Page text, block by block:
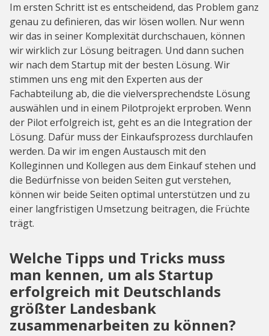
Im ersten Schritt ist es entscheidend, das Problem ganz
genau zu definieren, das wir lösen wollen. Nur wenn
wir das in seiner Komplexität durchschauen, können
wir wirklich zur Lösung beitragen. Und dann suchen
wir nach dem Startup mit der besten Lösung. Wir
stimmen uns eng mit den Experten aus der
Fachabteilung ab, die die vielversprechendste Lösung
auswählen und in einem Pilotprojekt erproben. Wenn
der Pilot erfolgreich ist, geht es an die Integration der
Lösung. Dafür muss der Einkaufsprozess durchlaufen
werden. Da wir im engen Austausch mit den
Kolleginnen und Kollegen aus dem Einkauf stehen und
die Bedürfnisse von beiden Seiten gut verstehen,
können wir beide Seiten optimal unterstützen und zu
einer langfristigen Umsetzung beitragen, die Früchte
trägt.
Welche Tipps und Tricks muss
man kennen, um als Startup
erfolgreich mit Deutschlands
größter Landesbank
zusammenarbeiten zu können?